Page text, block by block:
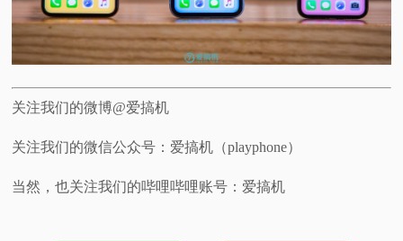
关注我们的微博@爱搞机
关注我们的微信公众号：爱搞机（playphone）
当然，也关注我们的哔哩哔哩账号：爱搞机